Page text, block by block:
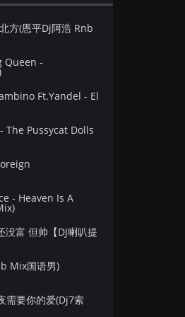
方(恩平Dj阿浩 Rnb
Queen -
Ft.Yandel - El
The Pussycat Dolls
- Heaven Is A
富 但帅【DJ喇叭提
Mix国语男)
需要你的爱(Dj7索